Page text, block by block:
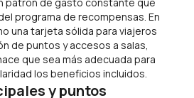
programa de recompensas. En
una tarjeta sólida para viajeros
de puntos y accesos a salas,
que sea más adecuada para
los beneficios incluidos.
y puntos